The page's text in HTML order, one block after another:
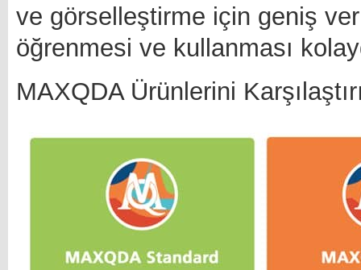
ve görselleştirme için geniş
öğrenmesi ve kullanması
MAXQDA Ürünlerini